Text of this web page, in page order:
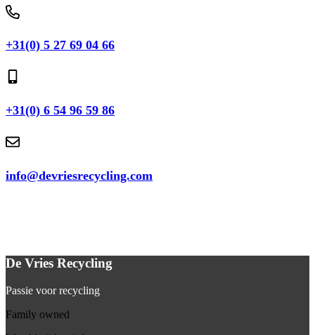
+31(0) 5 27 69 04 66
+31(0) 6 54 96 59 86
info@devriesrecycling.com
De Vries Recycling
Passie voor recycling
Family owned